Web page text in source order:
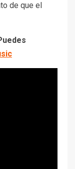
de que el